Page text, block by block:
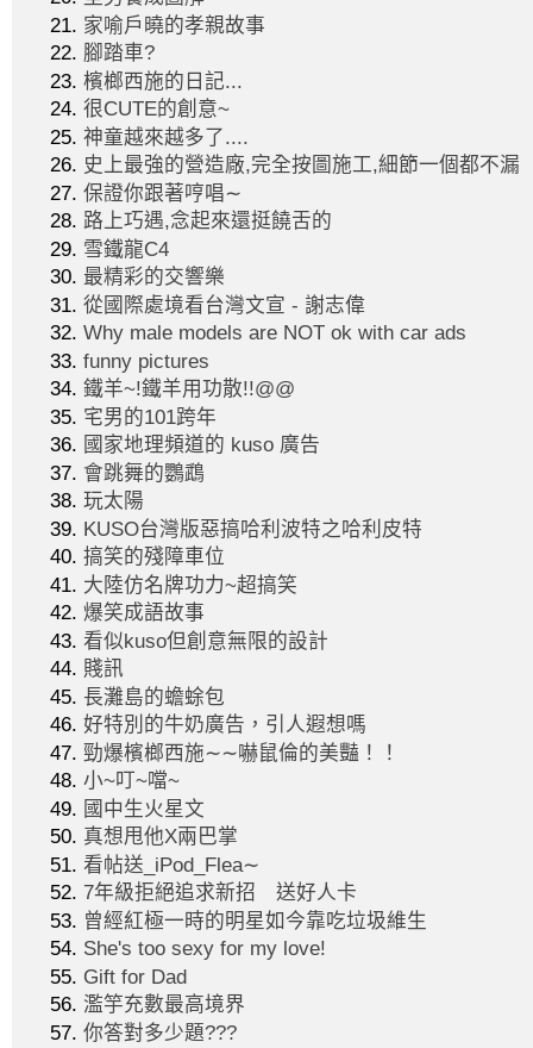
家喻戶曉的孝親故事
腳踏車?
檳榔西施的日記...
很CUTE的創意~
神童越來越多了....
史上最強的營造廠,完全按圖施工,細節一個都不漏
保證你跟著哼唱∼
路上巧遇,念起來還挺饒舌的
雪鐵龍C4
最精彩的交響樂
從國際處境看台灣文宣 - 謝志偉
Why male models are NOT ok with car ads
funny pictures
鐵羊~!鐵羊用功散!!@@
宅男的101跨年
國家地理頻道的 kuso 廣告
會跳舞的鸚鵡
玩太陽
KUSO台灣版惡搞哈利波特之哈利皮特
搞笑的殘障車位
大陸仿名牌功力~超搞笑
爆笑成語故事
看似kuso但創意無限的設計
賤訊
長灘島的蟾蜍包
好特別的牛奶廣告，引人遐想嗎
勁爆檳榔西施∼∼嚇鼠倫的美豔！！
小~叮~噹~
國中生火星文
真想甩他X兩巴掌
看帖送_iPod_Flea∼
7年級拒絕追求新招 送好人卡
曾經紅極一時的明星如今靠吃垃圾維生
She's too sexy for my love!
Gift for Dad
濫竽充數最高境界
你答對多少題???